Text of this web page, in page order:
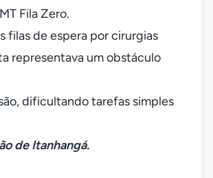
Fila Zero.
filas de espera por cirurgias
representava um obstáculo
dificultando tarefas simples
de Itanhangá.